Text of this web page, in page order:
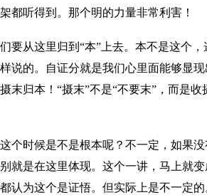
都听得到。那个明的力量非常利害！
从这里归到“本”上去。本不是这个，
说的。自证分就是我们心里面能够显
归本！“摄末”不是“不要末”，而是收
个时候是不是根本呢？不一定，如果
就是在这里体现。这个一讲，马上就
认为这个是证悟。但实际上是不一定